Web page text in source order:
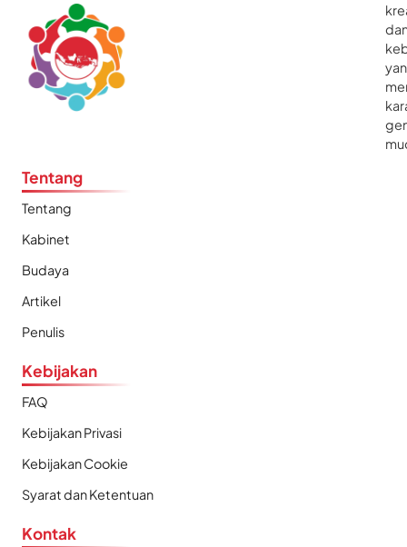
Tentang
Tentang
Kabinet
Budaya
Artikel
Penulis
Kebijakan
FAQ
Kebijakan Privasi
Kebijakan Cookie
Syarat dan Ketentuan
Kontak